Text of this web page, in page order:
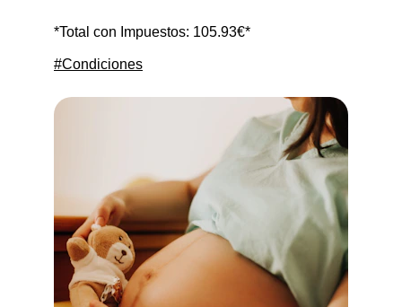
*Total con Impuestos: 105.93€*
#Condiciones